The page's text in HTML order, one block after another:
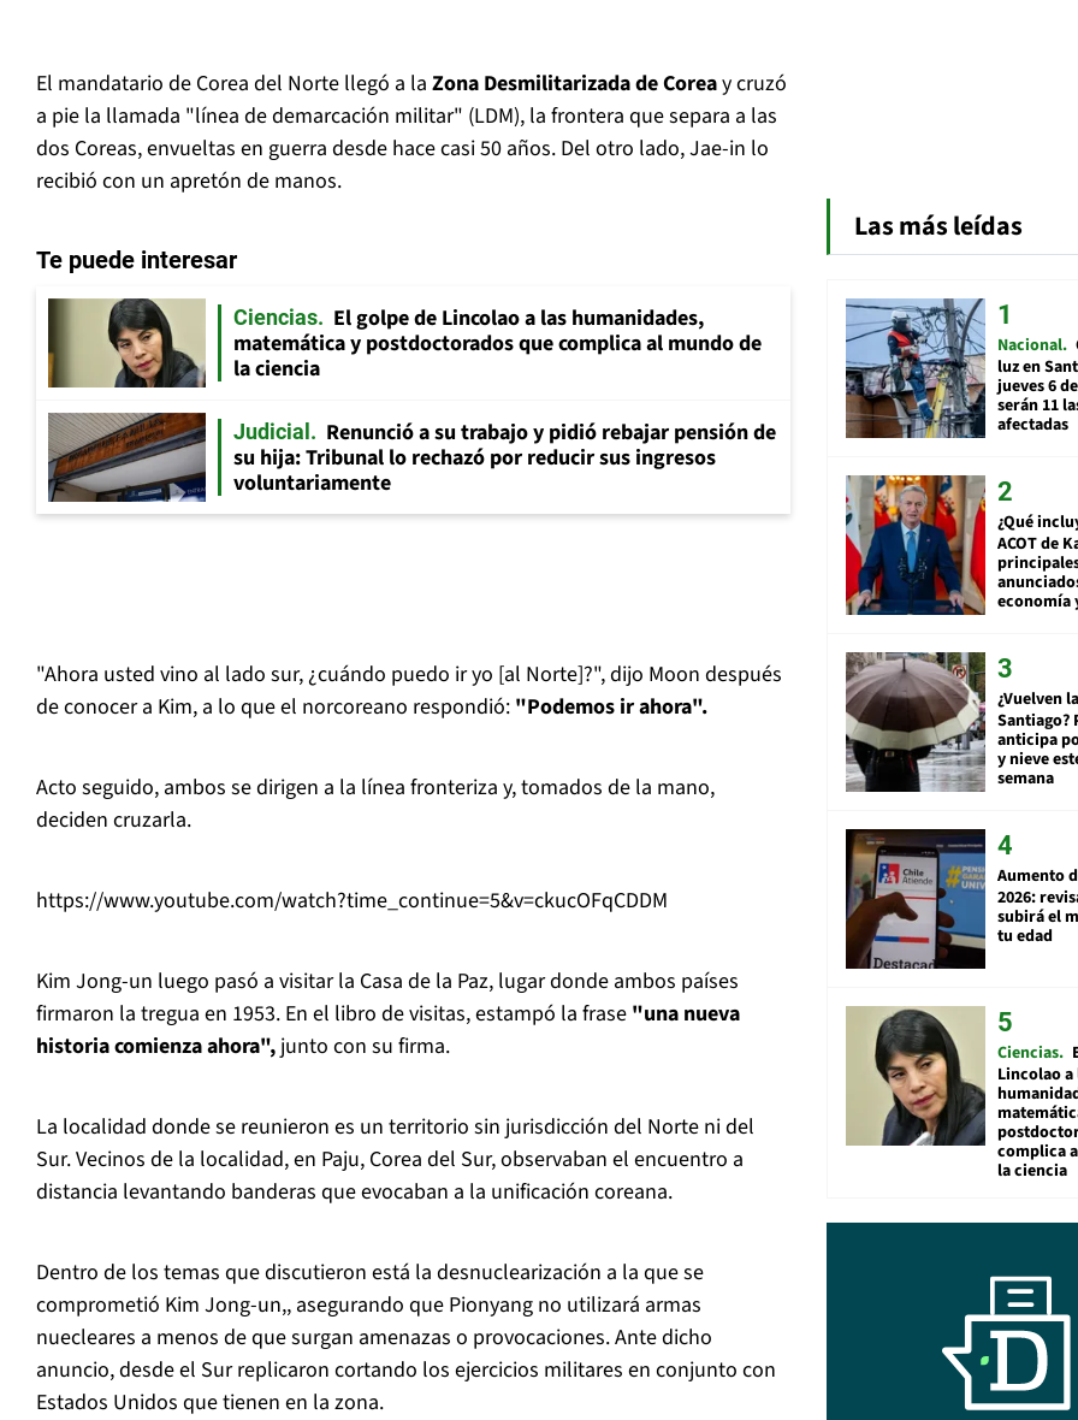
El mandatario de Corea del Norte llegó a la Zona Desmilitarizada de Coreay cruzó
a pie la llamada "línea de demarcación militar" (LDM), la frontera que separa a las
dos Coreas, envueltas en guerra desde hace casi 50 años. Del otro lado, Jae-in lo
recibió con un apretón de manos.
Te puede interesar
Ciencias
El golpe de Lincolao a las humanidades,
matemática y postdoctorados que complica al mundo de
la ciencia
Judicial
Renunció a su trabajo y pidió rebajar pensión de
su hija: Tribunal lo rechazó por reducir sus ingresos
voluntariamente
"Ahora usted vino al lado sur, ¿cuándo puedo ir yo [al Norte]?", dijo Moon después
de conocer a Kim, a lo que el norcoreano respondió: "Podemos ir ahora".
Acto seguido, ambos se dirigen a la línea fronteriza y, tomados de la mano,
deciden cruzarla.
https://www.youtube.com/watch?time_continue=5&v=ckucOFqCDDM
Kim Jong-un luego pasó a visitar la Casa de la Paz, lugar donde ambos países
firmaron la tregua en 1953. En el libro de visitas, estampó la frase "una nueva
historia comienza ahora", junto con su firma.
La localidad donde se reunieron es un territorio sin jurisdicción del Norte ni del
Sur. Vecinos de la localidad, en Paju, Corea del Sur, observaban el encuentro a
distancia levantando banderas que evocaban a la unificación coreana.
Dentro de los temas que discutieron está la desnuclearización a la que se
comprometió Kim Jong-un,, asegurando que Pionyang no utilizará armas
nuecleares a menos de que surgan amenazas o provocaciones. Ante dicho
anuncio, desde el Sur replicaron cortando los ejercicios militares en conjunto con
Estados Unidos que tienen en la zona.
Las más leídas
Nacional
luz en
jueves 6
serán 11
afectadas
¿Qué
ACOT de
economía
¿Vuelven
Santiago?
anticipa
y nieve
semana
Aumento
2026:
subirá el
tu edad
Ciencias
Lincolao a
complica
la ciencia